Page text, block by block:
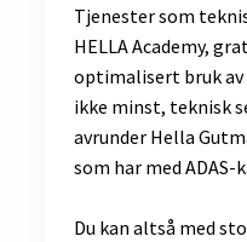
Tjenester som
HELLA Academy,
optimalisert bruk av
ikke minst, teknisk
avrunder Hella
som har med
Du kan altså med